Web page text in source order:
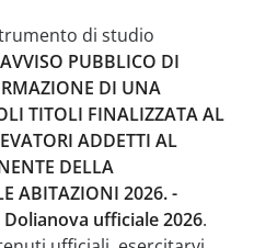
di studio
PUBBLICO DI
DI UNA
TITOLI FINALIZZATA AL
ADDETTI AL
DELLA
ABITAZIONI 2026. -
ufficiale 2026.